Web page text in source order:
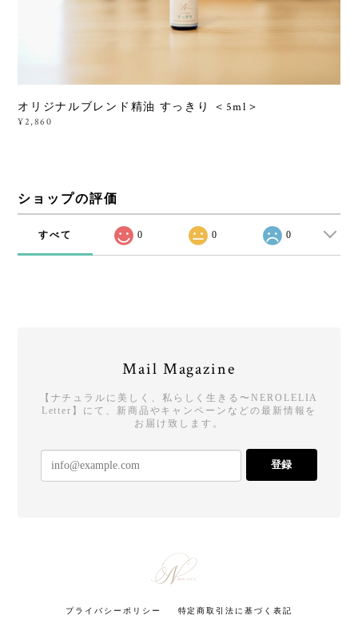
オリジナルブレンド精油 すっきり ＜5ml＞
¥2,860
ショップの評価
すべて 0 0 0
Mail Magazine
【ナチュラルに美しく、私らしく生きる〜NEROLELIA
Letter】にて、新商品やキャンペーンなどの最新情報を
お届け致します。
登録
プライバシーポリシー 特定商取引法に基づく表記